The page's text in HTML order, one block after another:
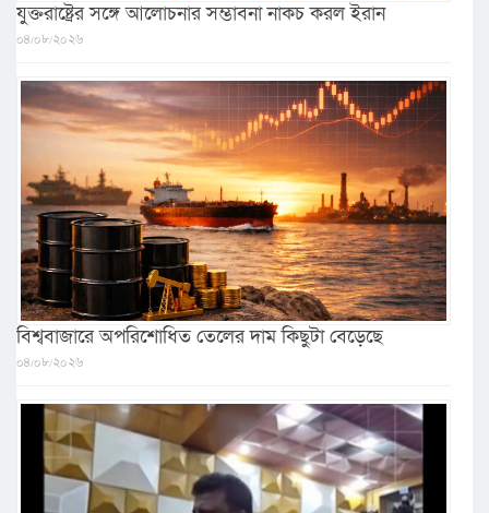
যুক্তরাষ্ট্রের সঙ্গে আলোচনার সম্ভাবনা নাকচ করল ইরান
০৪/০৮/২০২৬
বিশ্ববাজারে অপরিশোধিত তেলের দাম কিছুটা বেড়েছে
০৪/০৮/২০২৬